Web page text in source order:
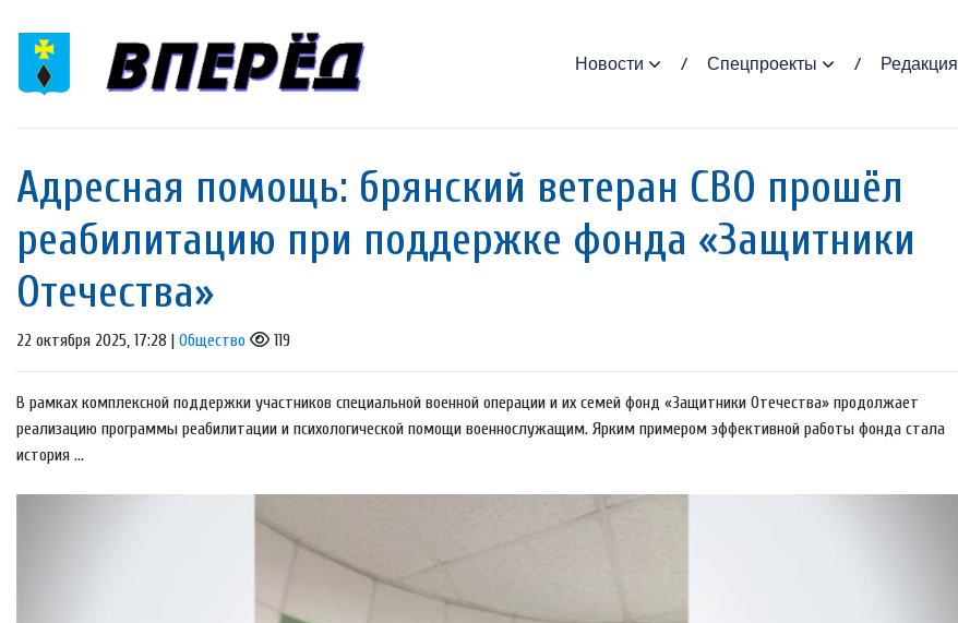
Новости Спецпроекты Редакция
Адресная помощь: брянский ветеран СВО прошёл
реабилитацию при поддержке фонда «Защитники
Отечества»
22 октября 2025, 17:28 | Общество 119
В рамках комплексной поддержки участников специальной военной операции и их семей фонд «Защитники Отечества» продолжает
реализацию программы реабилитации и психологической помощи военнослужащим. Ярким примером эффективной работы фонда стала
история ...